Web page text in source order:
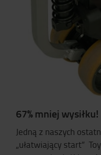
67% mniej wysiłku!
Jedną z naszych
„ułatwiający start”